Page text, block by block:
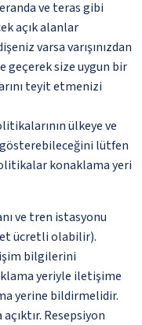
ve teras gibi
açık alanlar
varsa varışınızdan
geçerek size uygun bir
teyit etmenizi
ülkeye ve
lütfen
konaklama yeri
ve tren istasyonu
ücretli olabilir).
bilgilerini
yeriyle iletişime
yerine bildirmelidir.
Resepsiyon